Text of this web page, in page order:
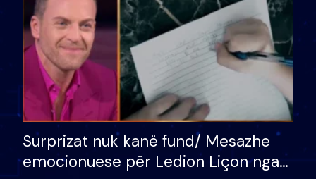
Surprizat nuk kanë fund/ Mesazhe
emocionuese për Ledion Liçon nga